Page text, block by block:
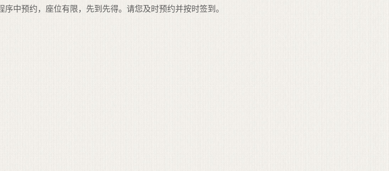
中预约，座位有限，先到先得。请您及时预约并按时签到。